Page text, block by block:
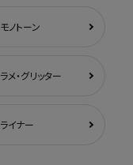
モノトーン
ラメ・グリッター
ライナー